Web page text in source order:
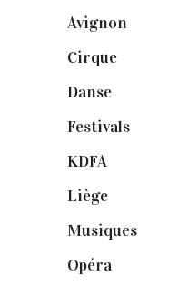
Avignon
Cirque
Danse
Festivals
KDFA
Liège
Musiques
Opéra